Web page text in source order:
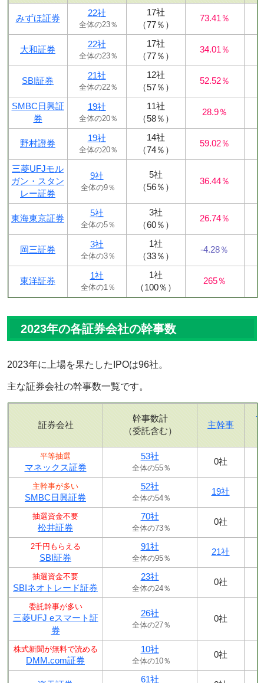
みずほ証券
22社
全体の23％
17社
（77％）
73.41％
大和証券
22社
全体の23％
17社
（77％）
34.01％
SBI証券
21社
全体の22％
12社
（57％）
52.52％
SMBC日興証
券
19社
全体の20％
11社
（58％）
28.9％
野村證券
19社
全体の20％
14社
（74％）
59.02％
三菱UFJモル
ガン・スタン
レー証券
9社
全体の9％
5社
（56％）
36.44％
東海東京証券
5社
全体の5％
3社
（60％）
26.74％
岡三証券
3社
全体の3％
1社
（33％）
-4.28％
東洋証券
1社
全体の1％
1社
（100％）
265％
2023年の各証券会社の幹事数
2023年に上場を果たしたIPOは96社。
主な証券会社の幹事数一覧です。
証券会社
幹事数計
（委託含む）
主幹事
平等抽選
マネックス証券
53社
全体の55％
0社
主幹事が多い
SMBC日興証券
52社
全体の54％
19社
抽選資金不要
松井証券
70社
全体の73％
0社
2千円もらえる
SBI証券
91社
全体の95％
21社
抽選資金不要
SBIネオトレード証券
23社
全体の24％
0社
委託幹事が多い
三菱UFJ eスマート証
券
26社
全体の27％
0社
株式新聞が無料で読める
DMM.com証券
10社
全体の10％
0社
61社